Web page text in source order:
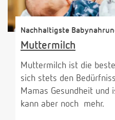
Nachhaltigste
Muttermilch
Muttermilch ist die
sich stets den
Mamas Gesundheit und
kann aber noch mehr.